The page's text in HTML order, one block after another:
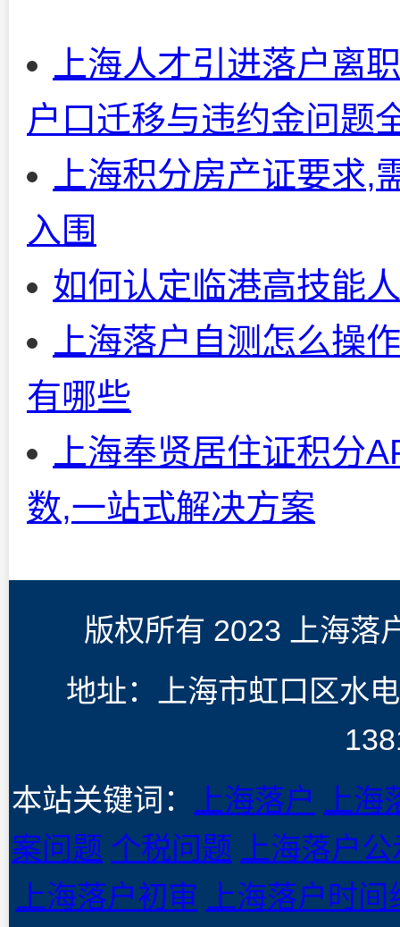
上海人才引进落户离
户口迁移与违约金问题
上海积分房产证要求
入围
如何认定临港高技能
上海落户自测怎么操
有哪些
上海奉贤居住证积分
数,一站式解决方案
版权所有 2023 上海落
地址：上海市虹口区水
本站关键词：
上海落户
上
案问题 个税问题
上海落户
上海落户初审
上海落户时间